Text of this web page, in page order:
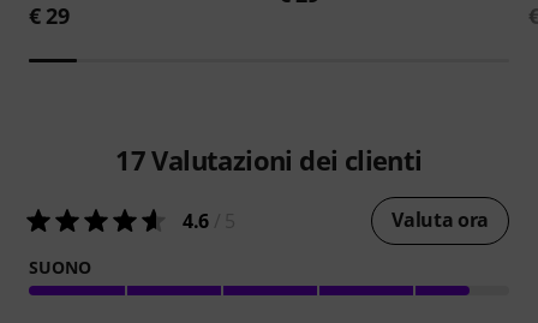
€ 29
17Valutazioni dei clienti
4.6 Valuta ora
SUONO